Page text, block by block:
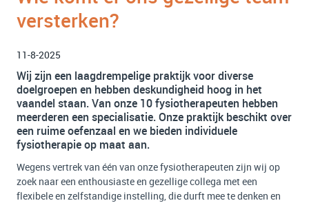
versterken?
11-8-2025
Wij zijn een laagdrempelige praktijk voor diverse
doelgroepen en hebben deskundigheid hoog in het
vaandel staan. Van onze 10 fysiotherapeuten hebben
meerderen een specialisatie. Onze praktijk beschikt over
een ruime oefenzaal en we bieden individuele
fysiotherapie op maat aan.
Wegens vertrek van één van onze fysiotherapeuten zijn wij op
zoek naar een enthousiaste en gezellige collega met een
flexibele en zelfstandige instelling, die durft mee te denken en